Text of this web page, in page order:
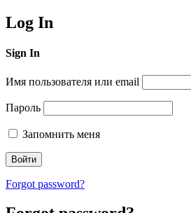
Log In
Sign In
Имя пользователя или email
Пароль
Запомнить меня
Forgot password?